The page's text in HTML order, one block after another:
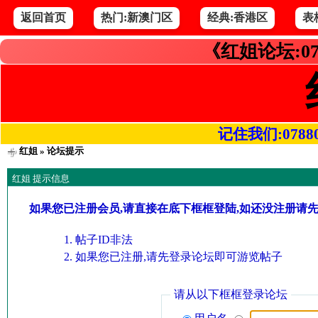
返回首页 热门:新澳门区 经典:香港区 表
《红姐论坛
记住我们
红姐» 论坛提示
红姐 提示信息
如果您已注册会员,请直接在底下框框登陆,如还没注册请
帖子ID非法
如果您已注册,请先登录论坛即可游览帖子
请从以下框框登录论坛